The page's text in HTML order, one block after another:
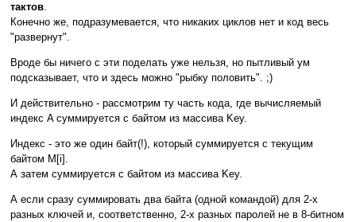
тактов.
Конечно же, подразумевается, что никаких циклов нет и код весь
"развернут".
Вроде бы ничего с эти поделать уже нельзя, но пытливый ум
подсказывает, что и здесь можно "рыбку половить". ;)
И действительно - рассмотрим ту часть кода, где вычисляемый
индекс A суммируется с байтом из массива Key.
Индекс - это же один байт(!), который суммируется с текущим
байтом M[i].
А затем суммируется с байтом из массива Key.
А если сразу суммировать два байта (одной командой) для 2-х
разных ключей и, соответственно, 2-х разных паролей не в 8-битном